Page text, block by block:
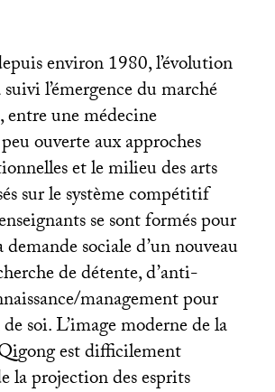
environ 1980, l’évolution
l’émergence du marché
une médecine
ouverte aux approches
et le milieu des arts
sur le système compétitif
se sont formés pour
sociale d’un nouveau
de détente, d’anti-
management pour
soi. L’image moderne de la
est difficilement
la projection des esprits